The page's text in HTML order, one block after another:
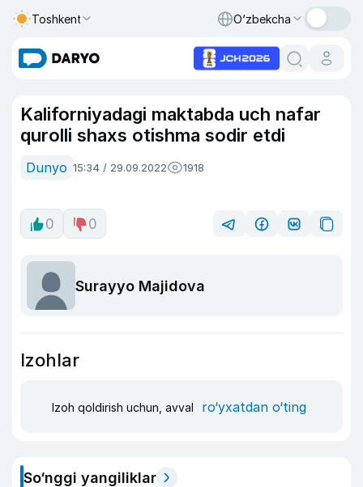
Toshkent O‘zbekcha
Kaliforniyadagi maktabda uch nafar
qurolli shaxs otishma sodir etdi
Dunyo 15:34 / 29.09.2022 1918
0 0
Surayyo Majidova
Izohlar
Izoh qoldirish uchun, avval ro‘yxatdan o‘ting
So‘nggi yangiliklar